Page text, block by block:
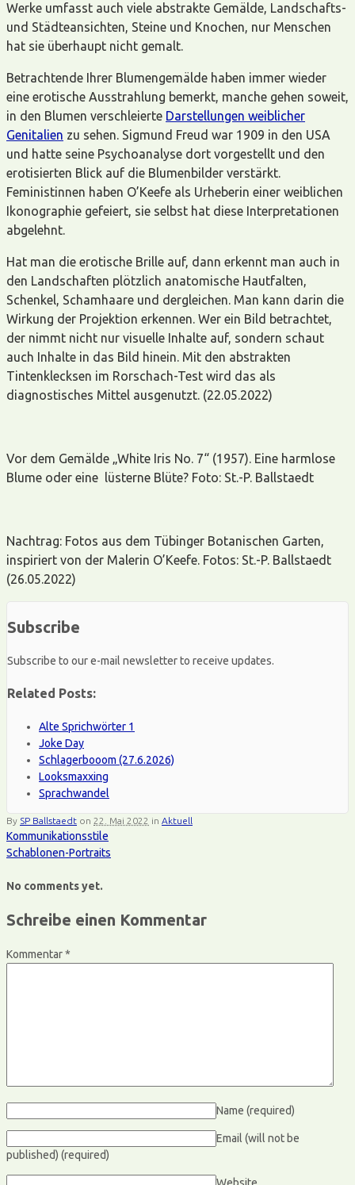
Werke umfasst auch viele abstrakte Gemälde, Landschafts-
und Städteansichten, Steine und Knochen, nur Menschen
hat sie überhaupt nicht gemalt.
Betrachtende Ihrer Blumengemälde haben immer wieder
eine erotische Ausstrahlung bemerkt, manche gehen soweit,
in den Blumen verschleierte Darstellungen weiblicher
Genitalien zu sehen. Sigmund Freud war 1909 in den USA
und hatte seine Psychoanalyse dort vorgestellt und den
erotisierten Blick auf die Blumenbilder verstärkt.
Feministinnen haben O’Keefe als Urheberin einer weiblichen
Ikonographie gefeiert, sie selbst hat diese Interpretationen
abgelehnt.
Hat man die erotische Brille auf, dann erkennt man auch in
den Landschaften plötzlich anatomische Hautfalten,
Schenkel, Schamhaare und dergleichen. Man kann darin die
Wirkung der Projektion erkennen. Wer ein Bild betrachtet,
der nimmt nicht nur visuelle Inhalte auf, sondern schaut
auch Inhalte in das Bild hinein. Mit den abstrakten
Tintenklecksen im Rorschach-Test wird das als
diagnostisches Mittel ausgenutzt. (22.05.2022)
Vor dem Gemälde „White Iris No. 7“ (1957). Eine harmlose
Blume oder eine lüsterne Blüte? Foto: St.-P. Ballstaedt
Nachtrag: Fotos aus dem Tübinger Botanischen Garten,
inspiriert von der Malerin O’Keefe. Fotos: St.-P. Ballstaedt
(26.05.2022)
Subscribe
Subscribe to our e-mail newsletter to receive updates.
Related Posts:
Alte Sprichwörter 1
Joke Day
Schlagerbooom (27.6.2026)
Looksmaxxing
Sprachwandel
By SP Ballstaedt on 22. Mai 2022 in Aktuell
Kommunikationsstile
Schablonen-Portraits
No comments yet.
Schreibe einen Kommentar
Kommentar*
Name (required)
Email (will not be
published) (required)